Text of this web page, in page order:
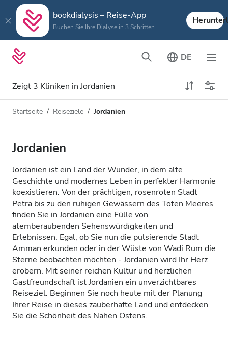
bookdialysis – Reise-App
Buchen Sie Ihre Dialyse in 3 Schritten
DE
Zeigt 3 Kliniken in Jordanien
Art der Dialyse
Alle Dialysen
HDF-Dialyse
Akzeptiert
Patienten mit HIV
Patienten mit Hepatitis B
Patienten mit Hepatitis C
EKVK
Entfernung
Preis
Startseite Reiseziele Jordanien
Jordanien
Jordanien ist ein Land der Wunder, in dem alte
Geschichte und modernes Leben in perfekter Harmonie
koexistieren. Von der prächtigen, rosenroten Stadt
Petra bis zu den ruhigen Gewässern des Toten Meeres
finden Sie in Jordanien eine Fülle von
atemberaubenden Sehenswürdigkeiten und
Erlebnissen. Egal, ob Sie nun die pulsierende Stadt
Amman erkunden oder in der Wüste von Wadi Rum die
Sterne beobachten möchten - Jordanien wird Ihr Herz
erobern. Mit seiner reichen Kultur und herzlichen
Gastfreundschaft ist Jordanien ein unverzichtbares
Reiseziel. Beginnen Sie noch heute mit der Planung
Ihrer Reise in dieses zauberhafte Land und entdecken
Sie die Schönheit des Nahen Ostens.